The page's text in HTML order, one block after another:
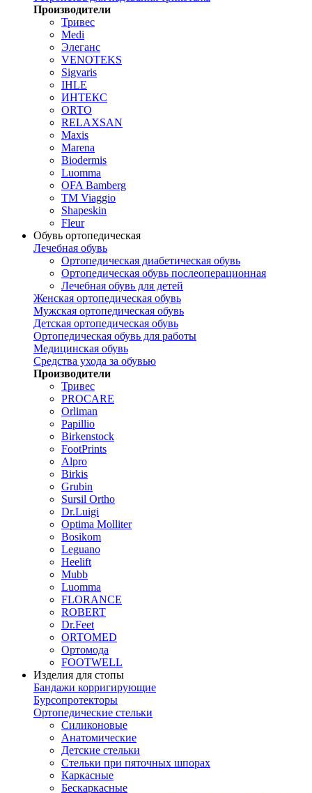
Производители
Тривес
Medi
Элеганс
VENOTEKS
Sigvaris
IHLE
ИНТЕКС
ORTO
RELAXSAN
Maxis
Marena
Biodermis
Luomma
OFA Bamberg
TM Viaggio
Shapeskin
Fleur
Обувь ортопедическая
Лечебная обувь
Ортопедическая диабетическая обувь
Ортопедическая обувь послеоперационная
Лечебная обувь для детей
Женская ортопедическая обувь
Мужская ортопедическая обувь
Детская ортопедическая обувь
Ортопедическая обувь для работы
Медицинская обувь
Средства ухода за обувью
Производители
Тривес
PROCARE
Orliman
Papillio
Birkenstock
FootPrints
Alpro
Birkis
Grubin
Sursil Ortho
Dr.Luigi
Optima Molliter
Bosikom
Leguano
Heelift
Mubb
Luomma
FLORANCE
ROBERT
Dr.Feet
ORTOMED
Ортомода
FOOTWELL
Изделия для стопы
Бандажи корригирующие
Бурсопротекторы
Ортопедические стельки
Силиконовые
Анатомические
Детские стельки
Стельки при пяточных шпорах
Каркасные
Бескаркасные